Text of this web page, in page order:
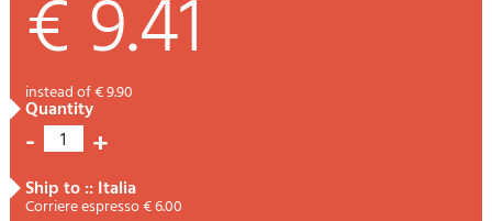
€ 9.41
instead of € 9.90
quantity
- 1 +
ship to :: Italia
Corriere espresso € 6.00